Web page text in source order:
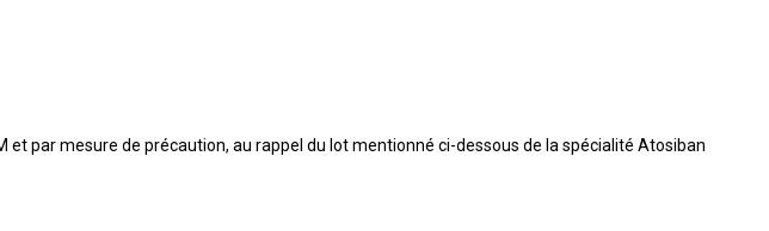
et par mesure de précaution, au rappel du lot mentionné ci-dessous de la spécialité Atosiban